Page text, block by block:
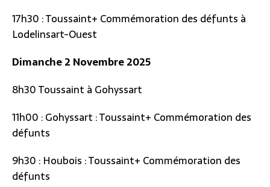
17h30 : Toussaint+ Commémoration des défunts à
Lodelinsart-Ouest
Dimanche 2 Novembre 2025
8h30 Toussaint à Gohyssart
11h00 : Gohyssart : Toussaint+ Commémoration des
défunts
9h30 : Houbois : Toussaint+ Commémoration des
défunts